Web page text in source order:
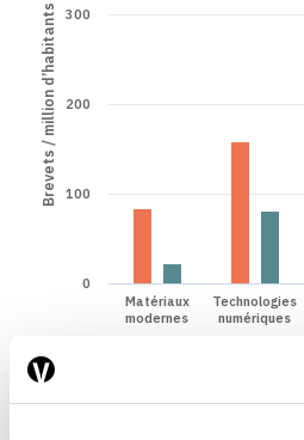
Brevets / million d’habitants
Matériaux
modernes
Technologies
numériques
0
100
200
300